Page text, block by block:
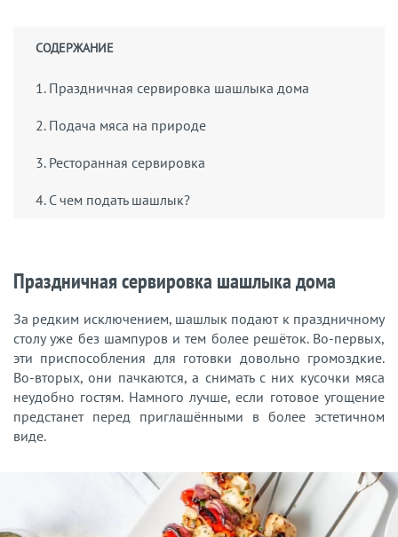
СОДЕРЖАНИЕ
1. Праздничная сервировка шашлыка дома
2. Подача мяса на природе
3. Ресторанная сервировка
4. С чем подать шашлык?
Праздничная сервировка шашлыка дома
За редким исключением, шашлык подают к праздничному
столу уже без шампуров и тем более решёток. Во-первых,
эти приспособления для готовки довольно громоздкие.
Во-вторых, они пачкаются, а снимать с них кусочки мяса
неудобно гостям. Намного лучше, если готовое угощение
предстанет перед приглашёнными в более эстетичном
виде.